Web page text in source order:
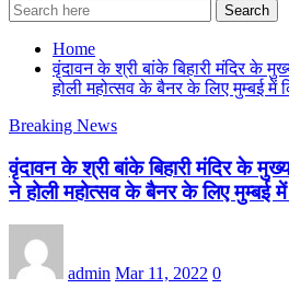
Search
Home
वृंदावन के श्री बांके बिहारी मंदिर के
होली महोत्सव के बैनर के लिए मुम्बई में
Breaking News
वृंदावन के श्री बांके बिहारी मंदिर के
ने होली महोत्सव के बैनर के लिए मुम्बई
admin Mar 11, 2022 0